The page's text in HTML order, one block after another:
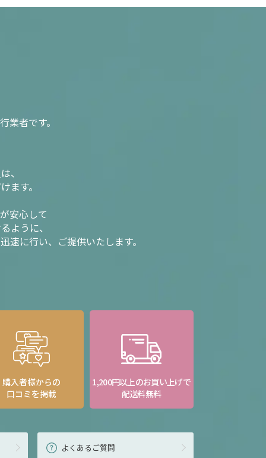
業者です。
、
ます。
安心して
ように、
速に行い、ご提供いたします。
購入者様からの
口コミを掲載
1,200円以上のお買い上げで
配送料無料
よくあるご質問